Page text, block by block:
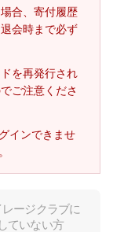
合、寄付履歴
会時まで必ず
を再発行され
ご注意くださ
インできませ
ージクラブに
ていない方